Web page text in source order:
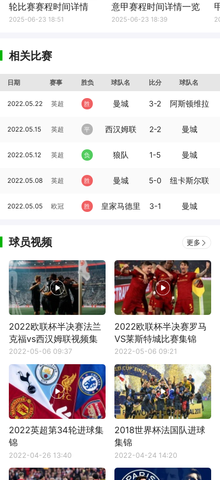
轮比赛赛程时间详情
2025-06-23 18:51
意甲赛程时间详情一览
2025-06-23 18:39
相关比赛
日期 赛事 胜负 球队名 比分 球队名
2022.05.22 英超 胜 曼城 3-2 阿斯顿维拉
2022.05.15 英超 平 西汉姆联 2-2 曼城
2022.05.12 英超 负 狼队 1-5 曼城
2022.05.08 英超 胜 曼城 5-0 纽卡斯尔联
2022.05.05 欧冠 胜 皇家马德里 3-1 曼城
球员视频 更多
2022欧联杯半决赛法兰
克福vs西汉姆联视频集
锦
2022-05-06 09:37
2022欧联杯半决赛罗马
VS莱斯特城比赛集锦
2022-05-06 09:21
2022英超第34轮进球集
锦
2022-04-26 13:40
2018世界杯法国队进球
集锦
2022-04-24 14:20